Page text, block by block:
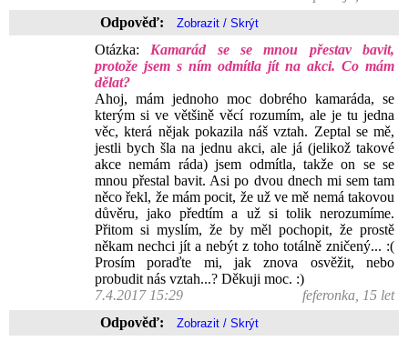
Odpověď:
Otázka: Kamarád se se mnou přestav bavit,
protože jsem s ním odmítla jít na akci. Co mám
dělat?
Ahoj, mám jednoho moc dobrého kamaráda, se
kterým si ve většině věcí rozumím, ale je tu jedna
věc, která nějak pokazila náš vztah. Zeptal se mě,
jestli bych šla na jednu akci, ale já (jelikož takové
akce nemám ráda) jsem odmítla, takže on se se
mnou přestal bavit. Asi po dvou dnech mi sem tam
něco řekl, že mám pocit, že už ve mě nemá takovou
důvěru, jako předtím a už si tolik nerozumíme.
Přitom si myslím, že by měl pochopit, že prostě
někam nechci jít a nebýt z toho totálně zničený... :(
Prosím poraďte mi, jak znova osvěžit, nebo
probudit nás vztah...? Děkuji moc. :)
7.4.2017 15:29
feferonka, 15 let
Odpověď: